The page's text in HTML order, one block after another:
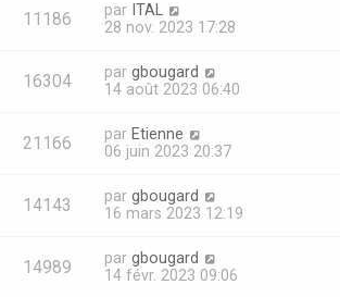
11186 par ITAL
28 nov. 2023 17:28
16304 par gbougard
14 août 2023 06:40
21166 par Etienne
06 juin 2023 20:37
14143 par gbougard
16 mars 2023 12:19
14989 par gbougard
14 févr. 2023 09:06